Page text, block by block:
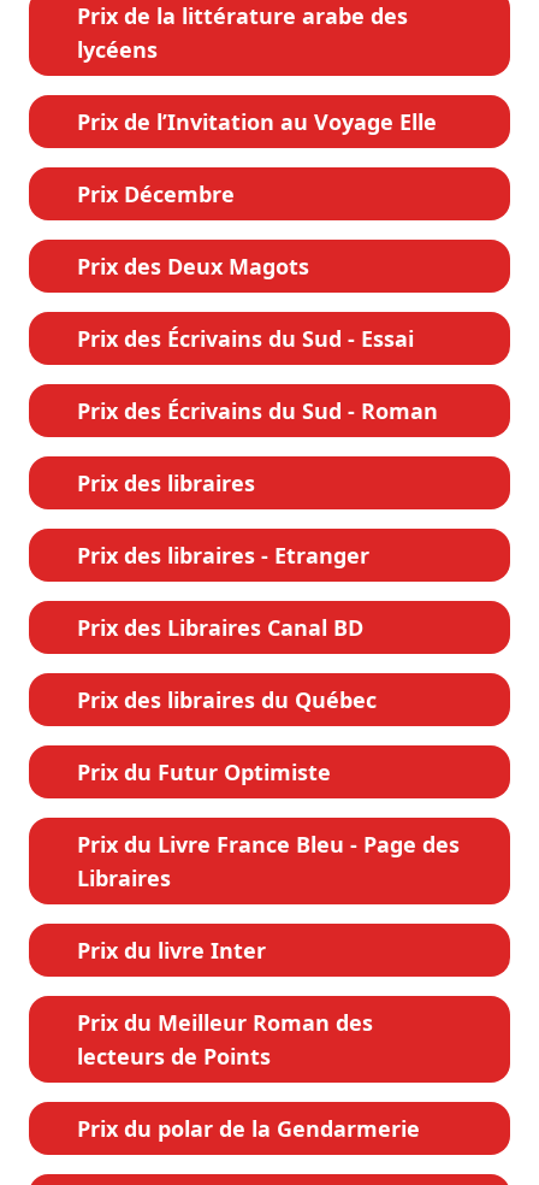
Prix de la littérature arabe des
lycéens
Prix de l’Invitation au Voyage Elle
Prix Décembre
Prix des Deux Magots
Prix des Écrivains du Sud - Essai
Prix des Écrivains du Sud - Roman
Prix des libraires
Prix des libraires - Etranger
Prix des Libraires Canal BD
Prix des libraires du Québec
Prix du Futur Optimiste
Prix du Livre France Bleu - Page des
Libraires
Prix du livre Inter
Prix du Meilleur Roman des
lecteurs de Points
Prix du polar de la Gendarmerie